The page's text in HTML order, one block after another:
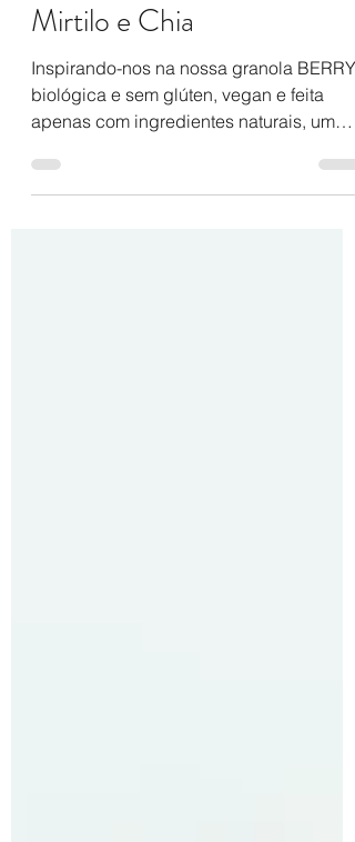
RECEITA // Triffle de
Mirtilo e Chia
Inspirando-nos na nossa granola BERRY,
apenas com ingredientes naturais, um
dos sabores da gama...